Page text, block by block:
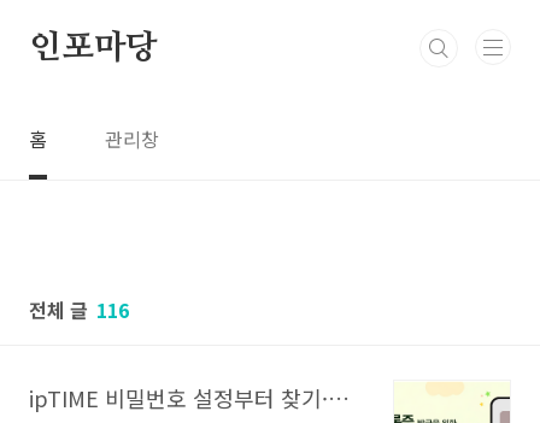
인포마당
홈 관리창
전체 글 116
ipTIME 비밀번호 설정부터 찾기·초기화까지! 완벽 가이드 한 번에 정리